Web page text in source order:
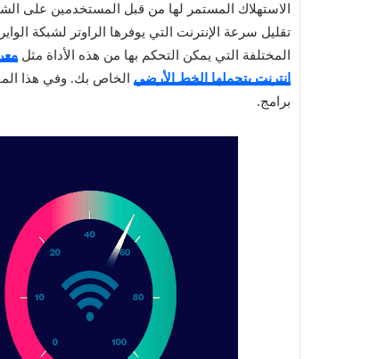
الاستهلاك المستمر لها من قبل المستخدمين على
المختلفة التي يمكن التحكم بها من هذه الأداة مثل
إنترنت يتحملها الخط الأرضي الخاص بك. وفي هذا
برامج.